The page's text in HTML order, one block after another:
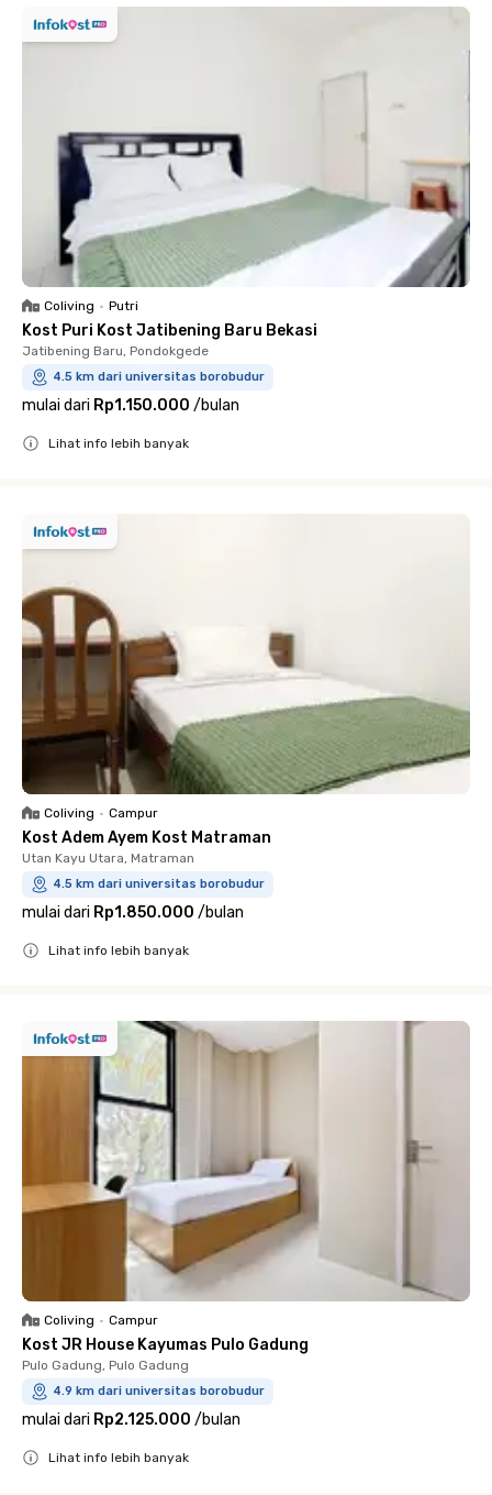
Coliving • Putri
Kost Puri Kost Jatibening Baru Bekasi
Jatibening Baru, Pondokgede
4.5 km dari universitas borobudur
mulai dari Rp1.150.000 /bulan
Lihat info lebih banyak
Coliving • Campur
Kost Adem Ayem Kost Matraman
Utan Kayu Utara, Matraman
4.5 km dari universitas borobudur
mulai dari Rp1.850.000 /bulan
Lihat info lebih banyak
Coliving • Campur
Kost JR House Kayumas Pulo Gadung
Pulo Gadung, Pulo Gadung
4.9 km dari universitas borobudur
mulai dari Rp2.125.000 /bulan
Lihat info lebih banyak